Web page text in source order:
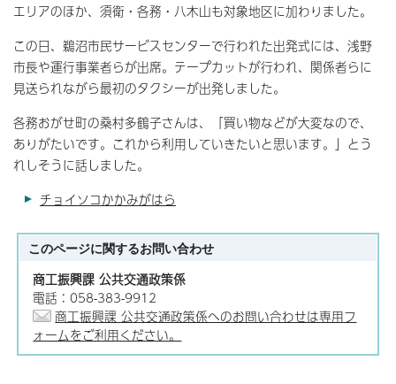
エリアのほか、須衛・各務・八木山も対象地区に加わりました。
この日、鵜沼市民サービスセンターで行われた出発式には、浅野
市長や運行事業者らが出席。テープカットが行われ、関係者らに
見送られながら最初のタクシーが出発しました。
各務おがせ町の桑村多鶴子さんは、「買い物などが大変なので、
ありがたいです。これから利用していきたいと思います。」とう
れしそうに話しました。
チョイソコかかみがはら
このページに関するお問い合わせ
商工振興課 公共交通政策係
電話：058-383-9912
商工振興課 公共交通政策係へのお問い合わせは専用フ
ォームをご利用ください。